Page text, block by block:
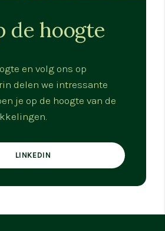
de hoogte
en volg ons op
delen we intressante
je op de hoogte van de
LINKEDIN